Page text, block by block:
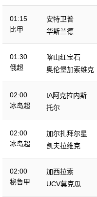
01:15
比甲
安特卫普
华斯兰德
01:30
俄超
喀山红宝石
奥伦堡加索维克
02:00
冰岛超
IA阿克拉内斯
托尔
02:00
冰岛超
加尔扎拜尔星
凯夫拉维克
02:00
秘鲁甲
加西拉索
UCV莫克瓜